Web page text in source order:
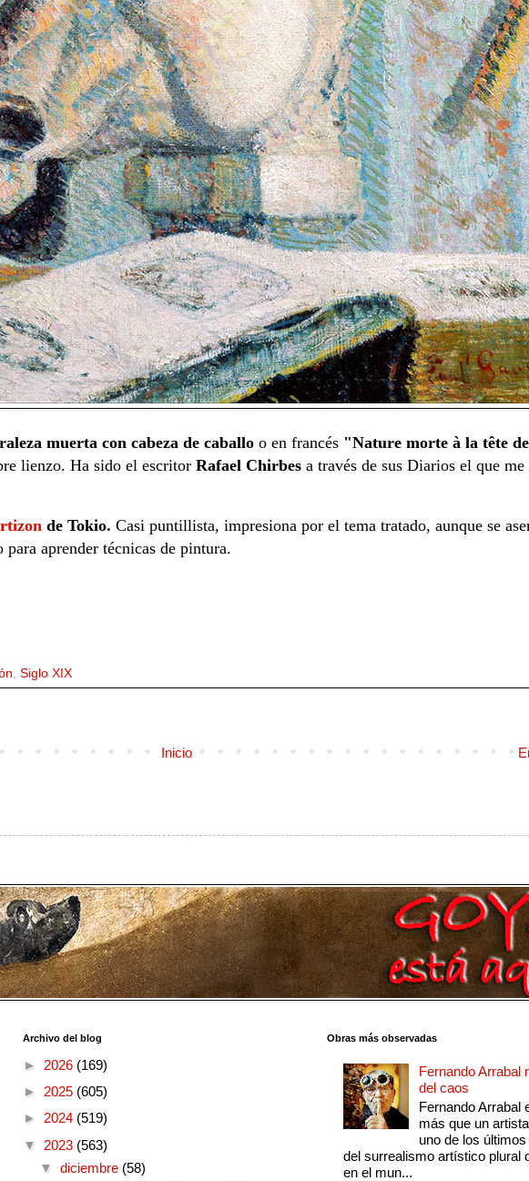
muerta con cabeza de caballoo en francés "Nature morte à la tête
lienzo. Ha sido el escritor Rafael Chirbesa través de sus Diarios el que me
de Tokio. Casi puntillista, impresiona por el tema tratado, aunque se
aprender técnicas de pintura.
, Siglo XIX
Inicio
Archivo del blog
► 2026 (169)
► 2025 (605)
► 2024 (519)
▼ 2023 (563)
▼ diciembre (58)
Obras más observadas
Fernando Arrabal
del caos
Fernando Arrabal
más que un
uno de los
del surrealismo artístico plural
en el mun...